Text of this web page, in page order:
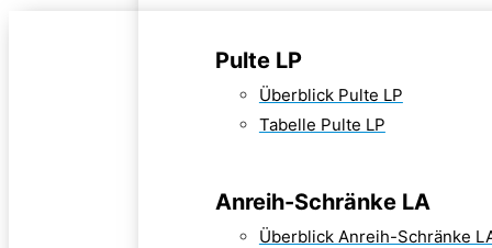
Pulte LP
Überblick Pulte LP
Tabelle Pulte LP
Anreih-Schränke LA
Überblick Anreih-Schränke